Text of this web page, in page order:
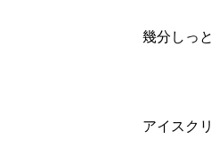
幾分しっ
アイスク